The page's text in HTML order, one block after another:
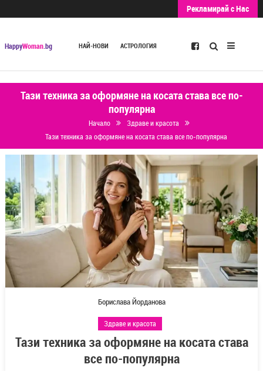
Рекламирай с Нас
HappyWoman.bg НАЙ-НОВИ АСТРОЛОГИЯ Търсене
Тази техника за оформяне на косата става все по-
популярна
Начало
Здраве и красота
Тази техника за оформяне на косата става все по-популярна
Борислава Йорданова
Здраве и красота
Тази техника за оформяне на косата става
все по-популярна